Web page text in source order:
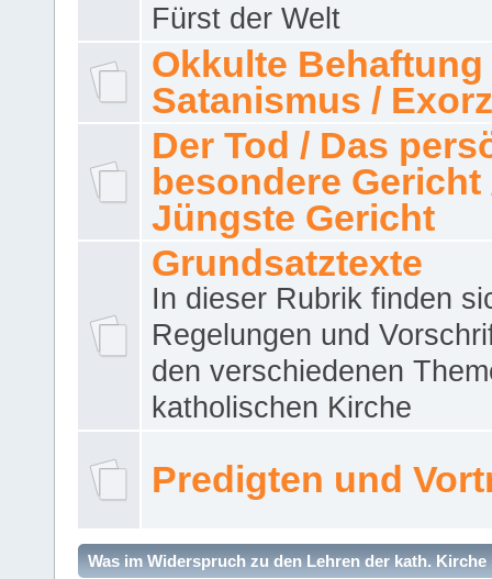
Fürst der Welt
Okkulte Behaftung
Satanismus /
Der Tod / Das
besondere Gericht
Jüngste Gericht
Grundsatztexte
In dieser Rubrik finden
Regelungen und
den verschiedenen
katholischen Kirche
Predigten und
Was im Widerspruch zu den Lehren der kath. Kirche